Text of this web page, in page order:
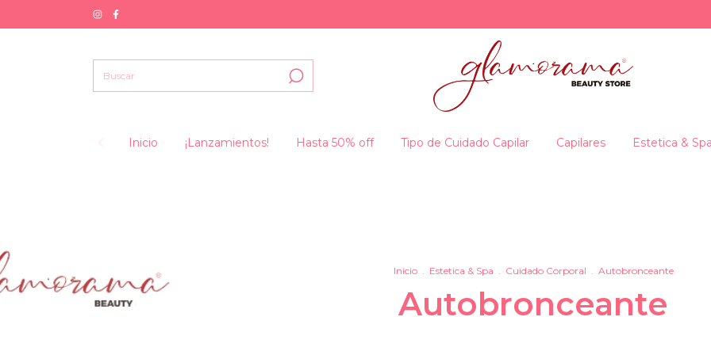
Inicio ¡Lanzamientos! Hasta 50% off Tipo de Cuidado Capilar Capilares Estetica & Spa
Inicio Estetica & Spa Cuidado Corporal Autobronceante
Autobronceante